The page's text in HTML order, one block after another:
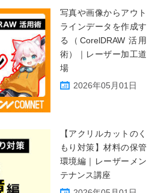
写真や画像からアウト
ラインデータを作成す
る（CorelDRAW 活用
術）｜レーザー加工道
場
2026年05月01日
【アクリルカットのく
もり対策】材料の保管
環境編｜レーザーメン
テナンス講座